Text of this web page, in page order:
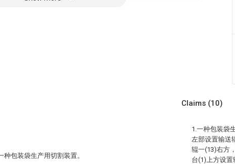
包装袋生产用切割装置。
Claims (10)
1.一种包装袋
左部设置输送
辊一(13)右方
台(1)上方设